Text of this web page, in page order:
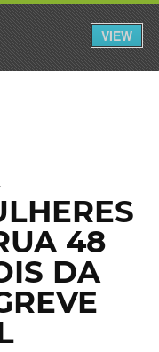
VIEW
INICIAR SESSÃO
48
DA